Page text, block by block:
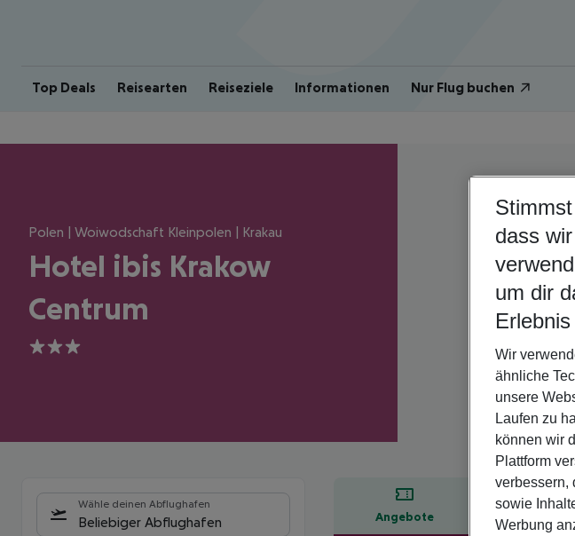
Top Deals Reisearten Reiseziele Informationen Nur Flug buchen
Polen | Woiwodschaft Kleinpolen | Krakau
Hotel ibis Krakow
Centrum
3
Wähle deinen Abflughafen
Beliebiger Abflughafen Angebote
dass
um dir
Wir
ähnliche
unsere
Laufen zu
können wir
Plattform
verbessern,
sowie
Werbung